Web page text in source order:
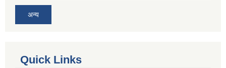
अन्य
Quick Links